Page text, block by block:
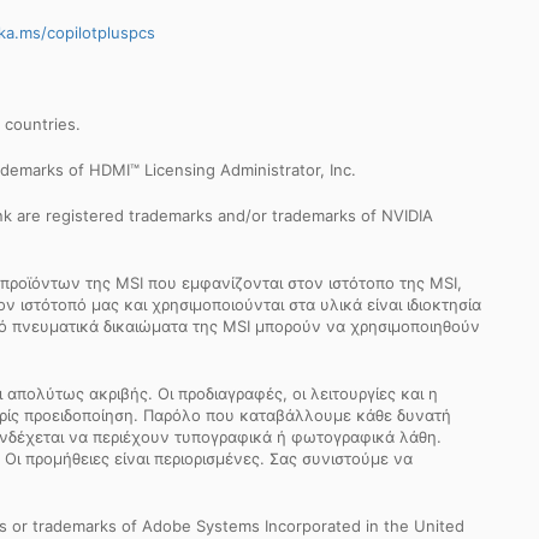
copilotpluspcs
countries.
of HDMI™ Licensing Administrator, Inc.
are registered trademarks and/or trademarks of NVIDIA
της MSI που εμφανίζονται στον ιστότοπο της MSI,
μας και χρησιμοποιούνται στα υλικά είναι ιδιοκτησία
δικαιώματα της MSI μπορούν να χρησιμοποιηθούν
ακριβής. Οι προδιαγραφές, οι λειτουργίες και η
προειδοποίηση. Παρόλο που καταβάλλουμε κάθε δυνατή
να περιέχουν τυπογραφικά ή φωτογραφικά λάθη.
προμήθειες είναι περιορισμένες. Σας συνιστούμε να
trademarks of Adobe Systems Incorporated in the United